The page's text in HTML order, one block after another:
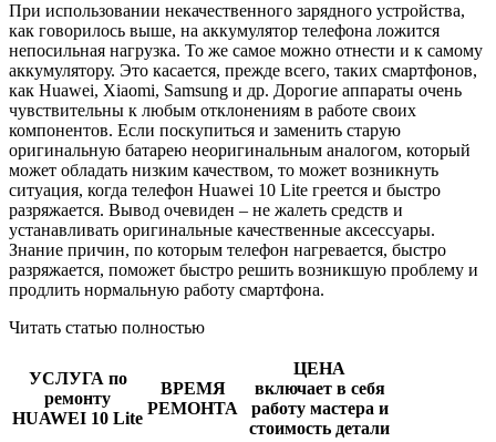
При использовании некачественного зарядного устройства,
как говорилось выше, на аккумулятор телефона ложится
непосильная нагрузка. То же самое можно отнести и к самому
аккумулятору. Это касается, прежде всего, таких смартфонов,
как Huawei, Xiaomi, Samsung и др. Дорогие аппараты очень
чувствительны к любым отклонениям в работе своих
компонентов. Если поскупиться и заменить старую
оригинальную батарею неоригинальным аналогом, который
может обладать низким качеством, то может возникнуть
ситуация, когда телефон Huawei 10 Lite греется и быстро
разряжается. Вывод очевиден – не жалеть средств и
устанавливать оригинальные качественные аксессуары.
Знание причин, по которым телефон нагревается, быстро
разряжается, поможет быстро решить возникшую проблему и
продлить нормальную работу смартфона.
Читать статью полностью
УСЛУГА по
ремонту
HUAWEI 10 Lite
ВРЕМЯ
РЕМОНТА
ЦЕНА
включает в себя
работу мастера и
стоимость детали